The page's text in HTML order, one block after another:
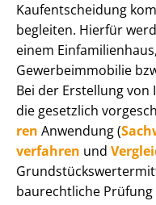
Kauf­ent­schei­dung
begleiten. Hierfür
einem
Ge­wer­be­im­mo­bi­lie
Bei der Erstellung
die gesetzlich
ren Anwendung (
ver­fah­ren und
baurechtliche